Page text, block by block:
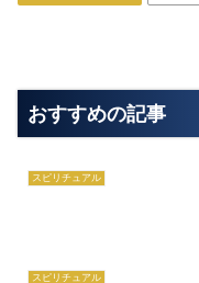
おすすめの記事
スピリチュアル
スピリチュアル